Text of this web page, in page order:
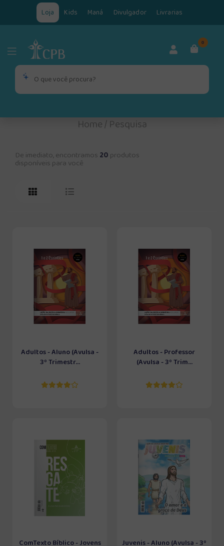
Loja Kids Maná Divulgador Livrarias
0
Home/Pesquisa
De imediato, encontramos 20 produtos
disponíveis para você
Adultos - Aluno (Avulsa -
3º Trimestr...
Adultos - Professor
(Avulsa - 3º Trim...
ComTexto Bíblico - Jovens
Juvenis - Aluno (Avulsa - 3º